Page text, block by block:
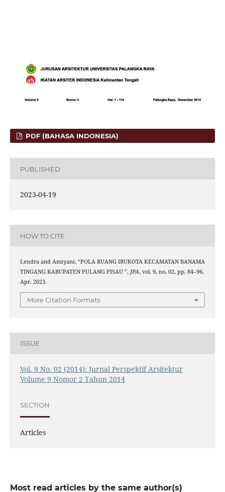
PDF (BAHASA INDONESIA)
PUBLISHED
2023-04-19
HOW TO CITE
Lendra and Amiyani, “POLA RUANG IBUKOTA KECAMATAN BANAMA
TINGANG KABUPATEN PULANG PISAU ”, JPA, vol. 9, no. 02, pp. 84–96,
Apr. 2023.
More Citation Formats
ISSUE
Vol. 9 No. 02 (2014): Jurnal Perspektif Arsitektur
Volume 9 Nomor 2 Tahun 2014
SECTION
Articles
Most read articles by the same author(s)